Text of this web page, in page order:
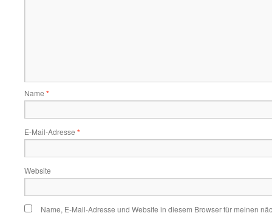
Name *
E-Mail-Adresse *
Website
Name, E-Mail-Adresse und Website in diesem Browser für meinen